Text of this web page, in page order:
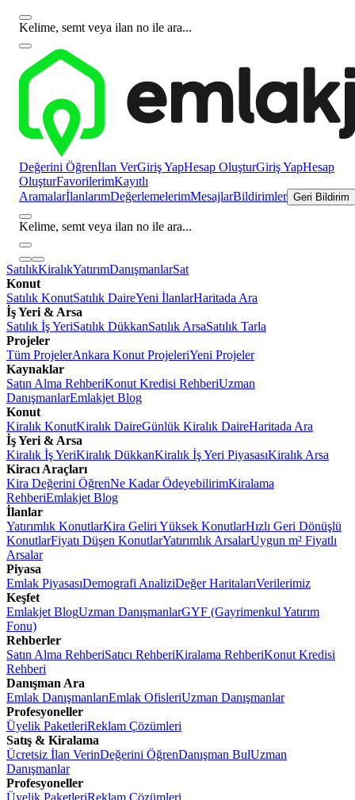
Kelime, semt veya ilan no ile ara...
Değerini Öğrenİlan VerGiriş YapHesap OluşturGiriş YapHesap
OluşturFavorilerimKayıtlı
AramalarİlanlarımDeğerlemelerimMesajlarBildirimler Geri Bildirim
Kelime, semt veya ilan no ile ara...
SatılıkKiralıkYatırımDanışmanlarSat
Konut
Satılık KonutSatılık DaireYeni İlanlarHaritada Ara
İş Yeri & Arsa
Satılık İş YeriSatılık DükkanSatılık ArsaSatılık Tarla
Projeler
Tüm ProjelerAnkara Konut ProjeleriYeni Projeler
Kaynaklar
Satın Alma RehberiKonut Kredisi RehberiUzman
DanışmanlarEmlakjet Blog
Konut
Kiralık KonutKiralık DaireGünlük Kiralık DaireHaritada Ara
İş Yeri & Arsa
Kiralık İş YeriKiralık DükkanKiralık İş Yeri PiyasasıKiralık Arsa
Kiracı Araçları
Kira Değerini ÖğrenNe Kadar ÖdeyebilirimKiralama
RehberiEmlakjet Blog
İlanlar
Yatırımlık KonutlarKira Geliri Yüksek KonutlarHızlı Geri Dönüşlü
KonutlarFiyatı Düşen KonutlarYatırımlık ArsalarUygun m² Fiyatlı
Arsalar
Piyasa
Emlak PiyasasıDemografi AnaliziDeğer HaritalarıVerilerimiz
Keşfet
Emlakjet BlogUzman DanışmanlarGYF (Gayrimenkul Yatırım
Fonu)
Rehberler
Satın Alma RehberiSatıcı RehberiKiralama RehberiKonut Kredisi
Rehberi
Danışman Ara
Emlak DanışmanlarıEmlak OfisleriUzman Danışmanlar
Profesyoneller
Üyelik PaketleriReklam Çözümleri
Satış & Kiralama
Ücretsiz İlan VerinDeğerini ÖğrenDanışman BulUzman
Danışmanlar
Profesyoneller
Üyelik PaketleriReklam Çözümleri